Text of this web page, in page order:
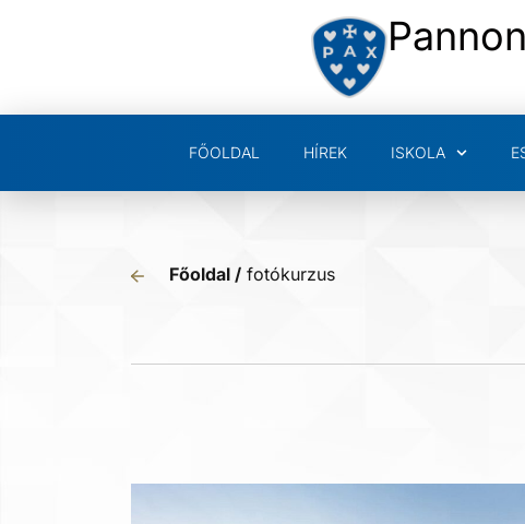
FŐOLDAL HÍREK ISKOLA
Főoldal / fotókurzus